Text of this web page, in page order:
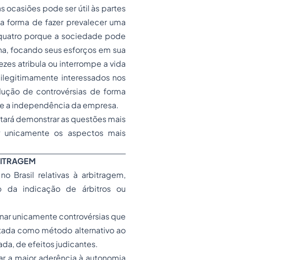
ocasiões pode ser útil às partes
forma de fazer prevalecer uma
porque a sociedade pode
focando seus esforços em sua
atribula ou interrompe a vida
interessados nos
de controvérsias de forma
a independência da empresa.
demonstrar as questões mais
os aspectos mais
Brasil relativas à arbitragem,
da indicação de árbitros ou
unicamente controvérsias que
como método alternativo ao
de efeitos judicantes.
a maior aderência à autonomia